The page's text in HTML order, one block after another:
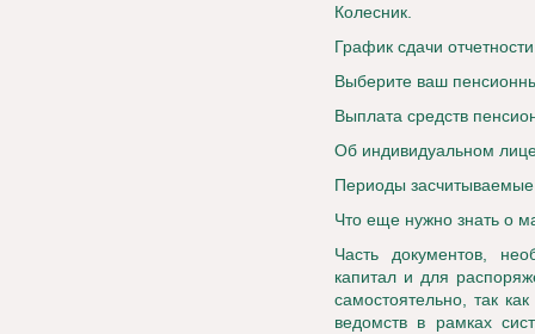
Колесник.
График сдачи
Выберите ваш
Выплата средств
Об индивидуальном
Периоды засчитываемые
Что еще нужно знать о
Часть документов,
капитал и для
самостоятельно, так
ведомств в рамках